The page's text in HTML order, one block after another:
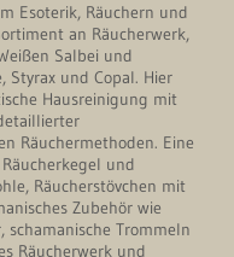
Esoterik, Räuchern und
an Räucherwerk,
Salbei und
Styrax und Copal. Hier
Hausreinigung mit
Räuchermethoden. Eine
und
Räucherstövchen mit
Zubehör wie
schamanische Trommeln
Räucherwerk und